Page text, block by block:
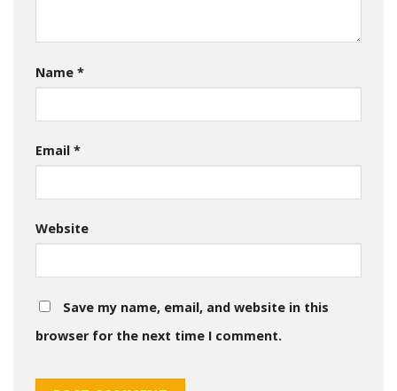
Name *
Email *
Website
Save my name, email, and website in this
browser for the next time I comment.